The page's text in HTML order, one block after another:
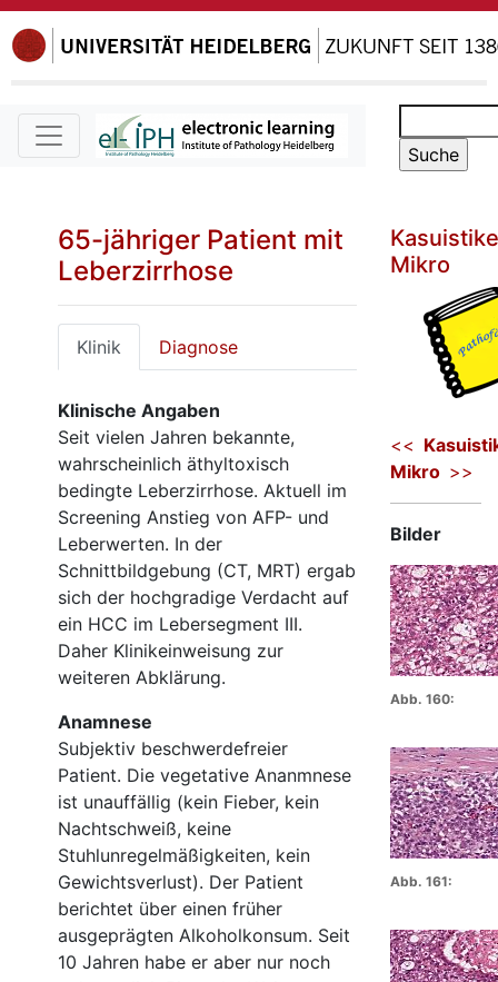
65-jähriger Patient mit
Leberzirrhose
Klinik Diagnose
Klinische Angaben
Seit vielen Jahren bekannte,
wahrscheinlich äthyltoxisch
bedingte Leberzirrhose. Aktuell im
Screening Anstieg vonAFP- und
Leberwerten. In der
Schnittbildgebung (CT, MRT) ergab
sich der hochgradige Verdacht auf
ein HCC im Lebersegment III.
Daher Klinikeinweisung zur
weiteren Abklärung.
Anamnese
Subjektiv beschwerdefreier
Patient. Die vegetative Ananmnese
ist unauffällig (kein Fieber, kein
Nachtschweiß, keine
Stuhlunregelmäßigkeiten, kein
Gewichtsverlust). Der Patient
berichtet über einen früher
ausgeprägten Alkoholkonsum. Seit
10 Jahren habe er aber nur noch
Mikro
<<
Mikro >>
Bilder
Abb. 160:
Abb. 161: